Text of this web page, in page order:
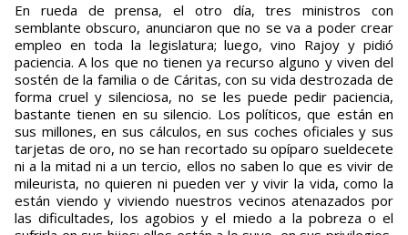
En rueda de prensa, el otro día, tres ministros con
semblante obscuro, anunciaron que no se va a poder crear
empleo en toda la legislatura; luego, vino Rajoy y pidió
paciencia. A los que no tienen ya recurso alguno y viven del
sostén de la familia o de Cáritas, con su vida destrozada de
forma cruel y silenciosa, no se les puede pedir paciencia,
bastante tienen en su silencio. Los políticos, que están en
sus millones, en sus cálculos, en sus coches oficiales y sus
tarjetas de oro, no se han recortado su opíparo sueldecete
ni a la mitad ni a un tercio, ellos no saben lo que es vivir de
mileurista, no quieren ni pueden ver y vivir la vida, como la
están viendo y viviendo nuestros vecinos atenazados por
las dificultades, los agobios y el miedo a la pobreza o el